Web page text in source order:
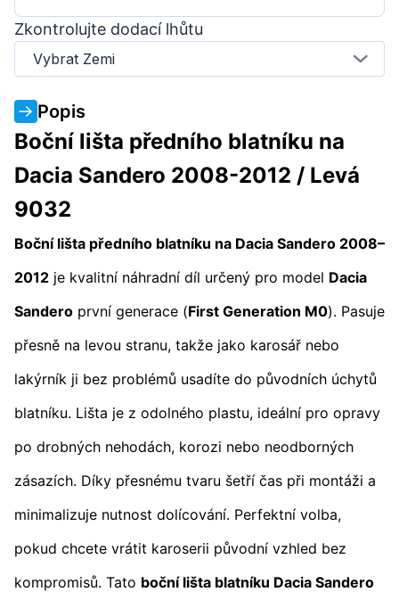
Zkontrolujte dodací lhůtu
Vybrat Zemi
Popis
Boční lišta předního blatníku na
Dacia Sandero 2008-2012 / Levá
9032
Boční lišta předního blatníku na Dacia Sandero 2008–
2012 je kvalitní náhradní díl určený pro model Dacia
Sandero první generace (First Generation M0). Pasuje
přesně na levou stranu, takže jako karosář nebo
lakýrník ji bez problémů usadíte do původních úchytů
blatníku. Lišta je z odolného plastu, ideální pro opravy
po drobných nehodách, korozi nebo neodborných
zásazích. Díky přesnému tvaru šetří čas při montáži a
minimalizuje nutnost dolícování. Perfektní volba,
pokud chcete vrátit karoserii původní vzhled bez
kompromisů. Tato boční lišta blatníku Dacia Sandero